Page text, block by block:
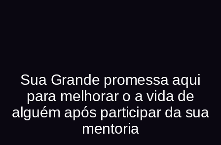
Sua Grande promessa aqui
para melhorar o a vida de
alguém após participar da sua
mentoria